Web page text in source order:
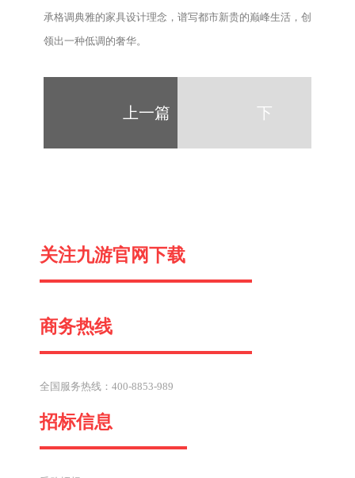
承格调典雅的家具设计理念，谱写都市新贵的巅峰生活，创
领出一种低调的奢华。
上一篇 下
关注九游官网下载
商务热线
全国服务热线：400-8853-989
招标信息